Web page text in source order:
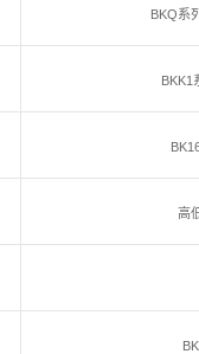
BKQ系
BKK1
高